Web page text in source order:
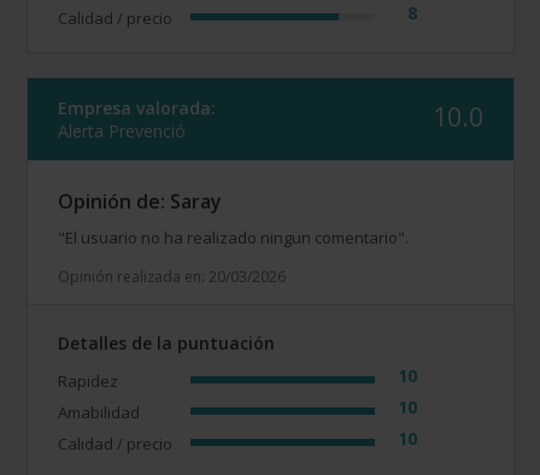
Calidad / precio 8
Empresa valorada:
Alerta Prevenció
10.0
Opinión de: Saray
"El usuario no ha realizado ningun comentario".
Opinión realizada en: 20/03/2026
Detalles de la puntuación
Rapidez 10
Amabilidad 10
Calidad / precio 10